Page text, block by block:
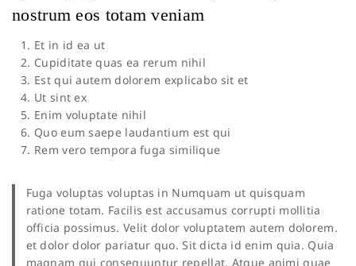
nostrum eos totam veniam
Et in id ea ut
Cupiditate quas ea rerum nihil
Est qui autem dolorem explicabo sit et
Ut sint ex
Enim voluptate nihil
Quo eum saepe laudantium est qui
Rem vero tempora fuga similique
Fuga voluptas voluptas in Numquam ut quisquam
ratione totam. Facilis est accusamus corrupti mollitia
officia possimus. Velit dolor voluptatem autem dolorem.
et dolor dolor pariatur quo. Sit dicta id enim quia. Quia
magnam qui consequuntur repellat. Atque animi quae